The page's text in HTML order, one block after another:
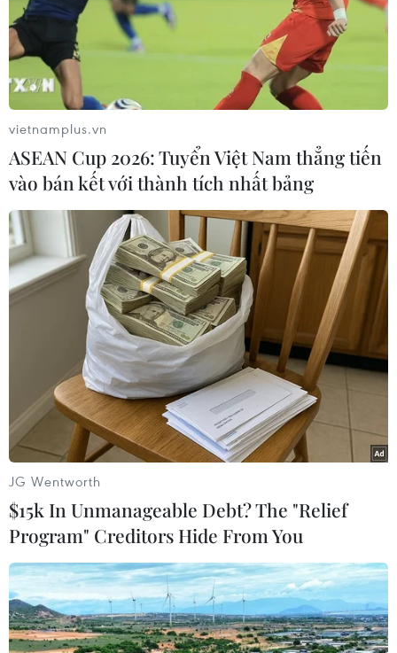
Mỹ sẽ điều tra các loại thuế dịch vụ kỹ
thuật số ở nước ngoài
03/06/2020 03:11
Mỹ phản đối những nỗ lực đánh thuế doanh thu từ hoạt
động quảng cáo và kinh doanh trực tuyến, cho rằng các
loại thuế này nhắm thẳng vào các “gã khổng lồ” công
nghệ của Mỹ như Google, Apple, Facebook.
vietnamplus.vn
ASEAN Cup 2026: Tuyển Việt Nam thẳng tiến
vào bán kết với thành tích nhất bảng
JG Wentworth
$15k In Unmanageable Debt? The "Relief
Program" Creditors Hide From You